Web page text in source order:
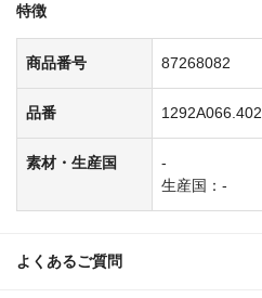
特徴
商品番号 87268082
品番 1292A066.402
素材・生産国
-
生産国：-
よくあるご質問